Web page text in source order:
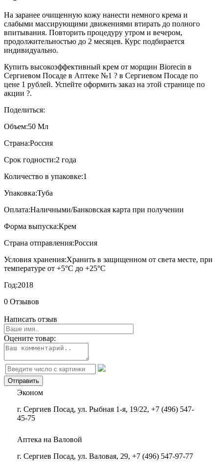
На заранее очищенную кожу нанести немного крема и
слабыми массирующими движениями втирать до полного
впитывания. Повторить процедуру утром и вечером,
продолжительностью до 2 месяцев. Курс подбирается
индивидуально.
Купить высокоэффективный крем от морщин Biorecin в
Сергиевом Посаде в Аптеке №1 ? в Сергиевом Посаде по
цене 1 рублей. Успейте оформить заказ на этой странице по
акции ?.
Поделиться:
Объем:50 Мл
Страна:Россия
Срок годности:2 года
Количество в упаковке:1
Упаковка:Туба
Оплата:Наличными/Банковская карта при получении
Форма выпуска:Крем
Страна отправления:Россия
Условия хранения:Хранить в защищенном от света месте, при
температуре от +5°С до +25°С
Год:2018
0 Отзывов
Написать отзыв
Оцените товар:
Эконом
г. Сергиев Посад, ул. Рыбная 1-я, 19/22, +7 (496) 547-
45-75
Аптека на Валовой
г. Сергиев Посад, ул. Валовая, 29, +7 (496) 547-97-77